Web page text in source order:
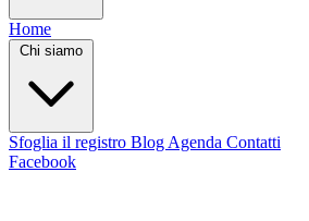
Home
Chi siamo
Sfoglia il registro Blog Agenda Contatti
Facebook